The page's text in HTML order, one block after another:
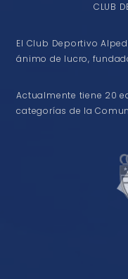
CLUB
El Club Deportivo
ánimo de lucro,
Actualmente tiene 20
categorías de la